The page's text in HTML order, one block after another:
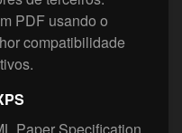
PDF usando o
compatibilidade